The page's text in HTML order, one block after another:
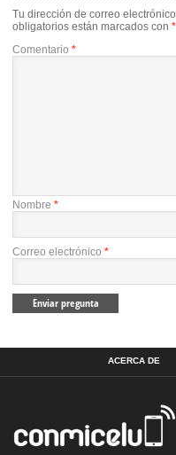
Tu dirección de correo
obligatorios están marcados con *
Comentario *
Nombre *
Correo electrónico *
ACERCA DE